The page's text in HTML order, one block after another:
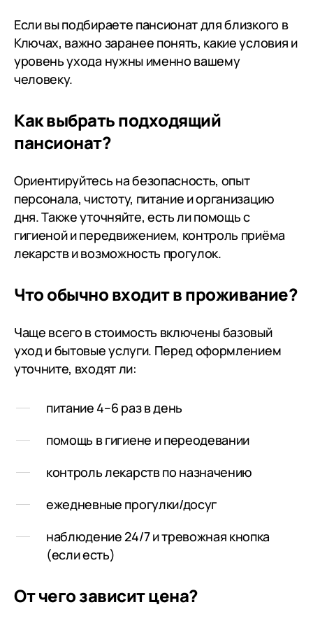
трудоустройством , и теперь мы
живём самостоятельной
жизнью! Огромное спасибо
директору
С.Б.Позднякову,администрации
помощь,поддержку и душевное
тепло! Спасибо большое Вам!
Если вы подбираете пансионат для близкого в
Ключах, важно заранее понять, какие условия и
уровень ухода нужны именно вашему
человеку.
Как выбрать подходящий
пансионат?
Ориентируйтесь на безопасность, опыт
персонала, чистоту, питание и организацию
дня. Также уточняйте, есть ли помощь с
гигиеной и передвижением, контроль приёма
лекарств и возможность прогулок.
Что обычно входит в проживание?
Чаще всего в стоимость включены базовый
уход и бытовые услуги. Перед оформлением
уточните, входят ли:
питание 4–6 раз в день
помощь в гигиене и переодевании
контроль лекарств по назначению
ежедневные прогулки/досуг
наблюдение 24/7 и тревожная кнопка
(если есть)
От чего зависит цена?